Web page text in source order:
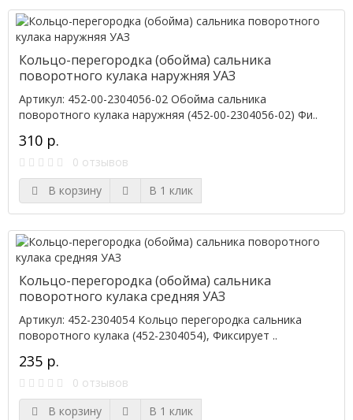
Кольцо-перегородка (обойма) сальника
поворотного кулака наружняя УАЗ
Артикул: 452-00-2304056-02 Обойма сальника
поворотного кулака наружняя (452-00-2304056-02) Фи..
310 р.
0 отзывов
В корзину
В 1 клик
Кольцо-перегородка (обойма) сальника
поворотного кулака средняя УАЗ
Артикул: 452-2304054 Кольцо перегородка сальника
поворотного кулака (452-2304054), Фиксирует ..
235 р.
0 отзывов
В корзину
В 1 клик